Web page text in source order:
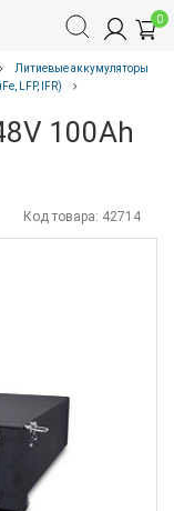
0
Литиевые аккумуляторы
LFP, IFR)
100Ah
Код товара: 42714